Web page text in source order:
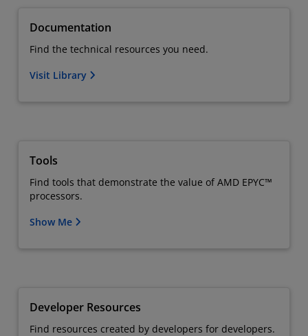
Documentation
Find the technical resources you need.
Visit Library
Tools
Find tools that demonstrate the value of AMD EPYC™
processors.
Show Me
Developer Resources
Find resources created by developers for developers.